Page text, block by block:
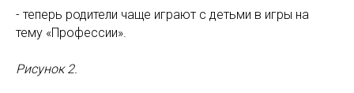
- теперь родители чаще играют с детьми в игры на
тему «Профессии».
Рисунок 2.